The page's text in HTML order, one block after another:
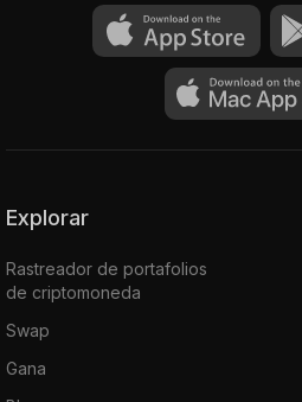
Explorar
Rastreador de portafolios
de criptomoneda
Swap
Gana